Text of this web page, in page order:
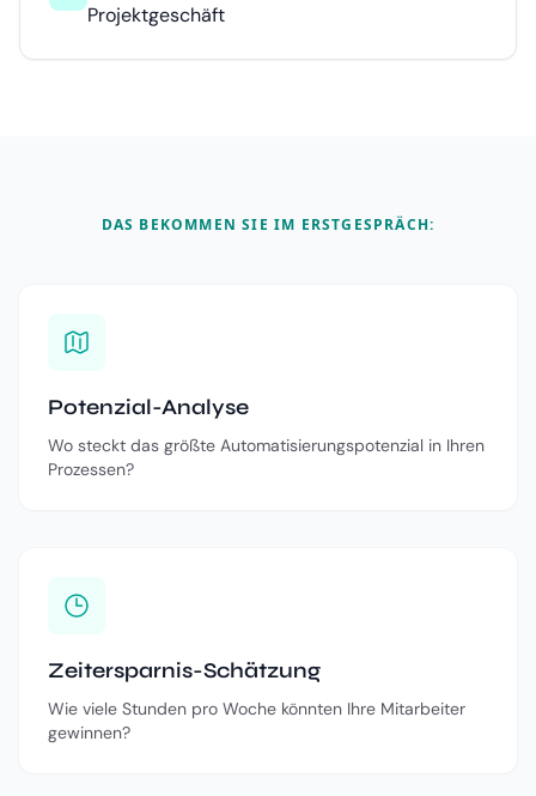
Projektgeschäft
DAS BEKOMMEN SIE IM ERSTGESPRÄCH:
Potenzial-Analyse
Wo steckt das größte Automatisierungspotenzial in Ihren
Prozessen?
Zeitersparnis-Schätzung
Wie viele Stunden pro Woche könnten Ihre Mitarbeiter
gewinnen?